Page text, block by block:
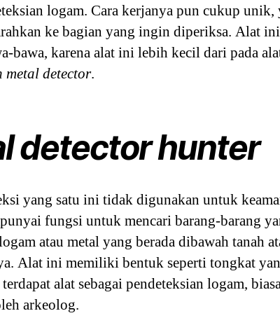
logam. Cara kerjanya pun cukup unik,
ke bagian yang ingin diperiksa. Alat
bawa, karena alat ini lebih kecil dari pada
detector.
detector hunter
yang satu ini tidak digunakan untuk
fungsi untuk mencari barang-barang
atau metal yang berada dibawah tanah
Alat ini memiliki bentuk seperti tongkat
alat sebagai pendeteksian logam,
arkeolog.